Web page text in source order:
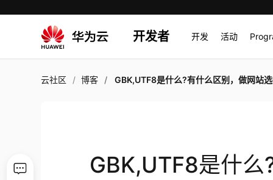
开发者 开发 活动
云社区 博客 GBK,UTF8是什么?有什么区别，做网站选择哪种
GBK,UTF8是什